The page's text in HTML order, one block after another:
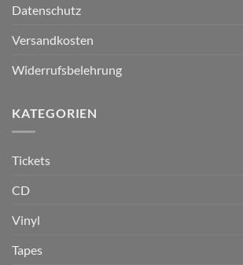
Datenschutz
Versandkosten
Widerrufsbelehrung
KATEGORIEN
Tickets
CD
Vinyl
Tapes